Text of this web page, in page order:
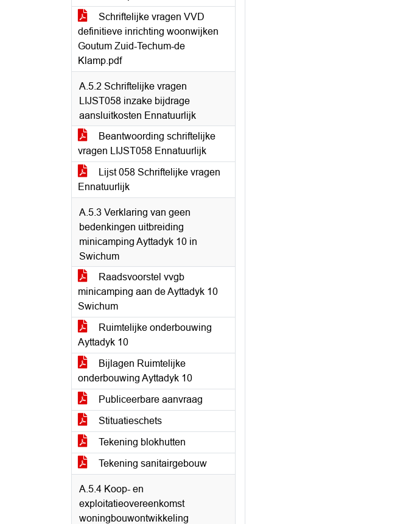
Schriftelijke vragen VVD
definitieve inrichting woonwijken
Goutum Zuid-Techum-de
Klamp.pdf
A.5.2 Schriftelijke vragen
LIJST058 inzake bijdrage
aansluitkosten Ennatuurlijk
Beantwoording schriftelijke
vragen LIJST058 Ennatuurlijk
Lijst 058 Schriftelijke vragen
Ennatuurlijk
A.5.3 Verklaring van geen
bedenkingen uitbreiding
minicamping Ayttadyk 10 in
Swichum
Raadsvoorstel vvgb
minicamping aan de Ayttadyk 10
Swichum
Ruimtelijke onderbouwing
Ayttadyk 10
Bijlagen Ruimtelijke
onderbouwing Ayttadyk 10
Publiceerbare aanvraag
Stituatieschets
Tekening blokhutten
Tekening sanitairgebouw
A.5.4 Koop- en
exploitatieovereenkomst
woningbouwontwikkeling